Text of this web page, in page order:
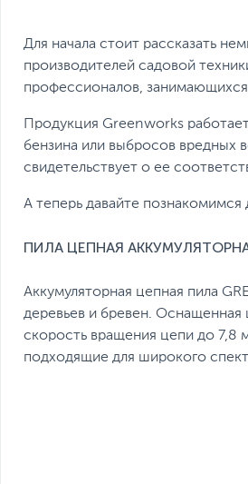
Для начала стоит рассказать
производителей садовой
профессионалов,
Продукция Greenworks
бензина или выбросов вредных
свидетельствует о ее
А теперь давайте
ПИЛА ЦЕПНАЯ АККУМУЛЯТОРНАЯ
Аккумуляторная цепная пила
деревьев и бревен.
скорость вращения цепи до 7,8
подходящие для широкого